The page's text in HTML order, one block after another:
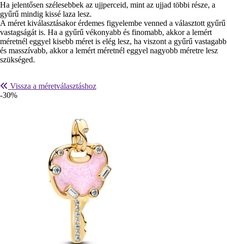
Ha jelentősen szélesebbek az ujjperceid, mint az ujjad többi része, a
gyűrű mindig kissé laza lesz.
A méret kiválasztásakor érdemes figyelembe venned a választott gyűrű
vastagságát is. Ha a gyűrű vékonyabb és finomabb, akkor a lemért
méretnél eggyel kisebb méret is elég lesz, ha viszont a gyűrű vastagabb
és masszívabb, akkor a lemért méretnél eggyel nagyobb méretre lesz
szükséged.
Vissza a méretválasztáshoz
-30%